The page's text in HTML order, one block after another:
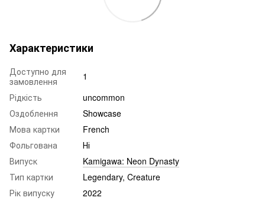
Характеристики
Доступно для
замовлення
1
Рідкість
uncommon
Оздоблення
Showcase
Мова картки
French
Фольгована
Ні
Випуск
Kamigawa: Neon Dynasty
Тип картки
Legendary, Creature
Рік випуску
2022